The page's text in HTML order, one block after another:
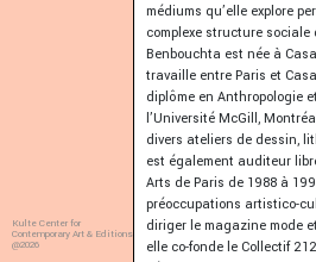
Kulte Center for
Contemporary Art & Editions
@2026
médiums qu’elle explore
complexe structure sociale
Benbouchta est née à
travaille entre Paris et
diplôme en Anthropologie
l’Université McGill,
divers ateliers de dessin,
est également auditeur
Arts de Paris de 1988 à
préoccupations artistico-
diriger le magazine mode
elle co-fonde le Collectif